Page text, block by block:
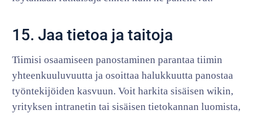
15. Jaa tietoa ja taitoja
Tiimisi osaamiseen panostaminen parantaa tiimin
yhteenkuuluvuutta ja osoittaa halukkuutta panostaa
työntekijöiden kasvuun. Voit harkita sisäisen wikin,
yrityksen intranetin tai sisäisen tietokannan luomista,